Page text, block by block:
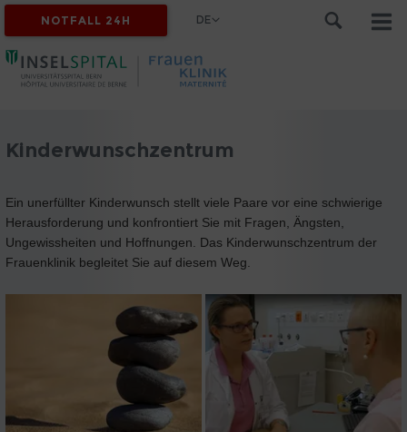
NOTFALL 24H DE
Kinderwunschzentrum
Ein unerfüllter Kinderwunsch stellt viele Paare vor eine schwierige
Herausforderung und konfrontiert Sie mit Fragen, Ängsten,
Ungewissheiten und Hoffnungen. Das Kinderwunschzentrum der
Frauenklinik begleitet Sie auf diesem Weg.